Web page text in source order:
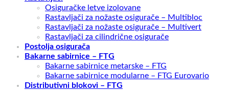
Osiguračke letve izolovane
Rastavljači za nožaste osigurače – Multibloc
Rastavljači za nožaste osigurače – Multivert
Rastavljači za cilindrične osigurače
Postolja osigurača
Bakarne sabirnice – FTG
Bakarne sabirnice metarske – FTG
Bakarne sabirnice modularne – FTG Eurovario
Distributivni blokovi – FTG